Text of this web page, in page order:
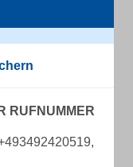
RUFNUMMER